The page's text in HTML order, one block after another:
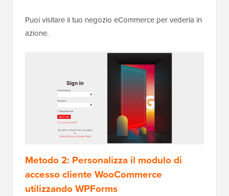
Puoi visitare il tuo negozio eCommerce per vederla in
azione.
Metodo 2: Personalizza il modulo di
accesso cliente WooCommerce
utilizzando WPForms